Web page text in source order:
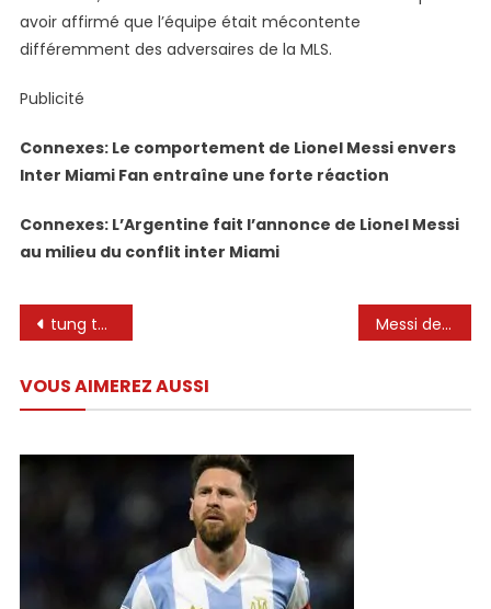
avoir affirmé que l’équipe était mécontente
différemment des adversaires de la MLS.
Publicité
Connexes: Le comportement de Lionel Messi envers
Inter Miami Fan entraîne une forte réaction
Connexes: L’Argentine fait l’annonce de Lionel Messi
au milieu du conflit inter Miami
Navigation
l’article
tung tung tung sahur x ishowspeed x Leo Messi cardbord eyes game #shorts #tungtungtungsahur Messi denuncia a Ronaldo a la policía por tener sangre encima!🗡️😵
VOUS AIMEREZ AUSSI